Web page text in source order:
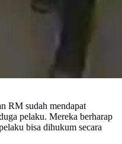
RM sudah mendapat
pelaku. Mereka berharap
bisa dihukum secara